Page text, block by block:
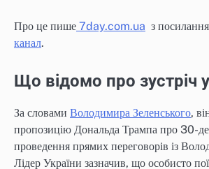
Про це пише 7day.com.ua з
канал.
Що відомо про зустріч
За словами Володимира Зеленського,
пропозицію Дональда Трампа про 30-
проведення прямих переговорів із
Лідер України зазначив, що особисто